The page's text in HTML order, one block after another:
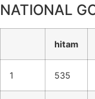
NATIONAL
hitam
1 535